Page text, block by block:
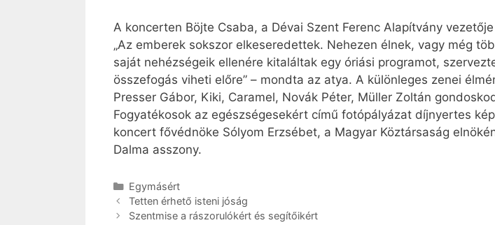
A koncerten Böjte Csaba, a Dévai Szent Ferenc Alapítvány
„Az emberek sokszor elkeseredettek. Nehezen élnek, vagy még
saját nehézségeik ellenére kitaláltak egy óriási programot,
összefogás viheti előre” – mondta az atya. A különleges zenei
Presser Gábor, Kiki, Caramel, Novák Péter, Müller Zoltán
Fogyatékosok az egészségesekért című fotópályázat díjnyertes
koncert fővédnöke Sólyom Erzsébet, a Magyar Köztársaság
Dalma asszony.
Kategória
Egymásért
Tetten érhető isteni jóság
Szentmise a rászorulókért és segítőikért